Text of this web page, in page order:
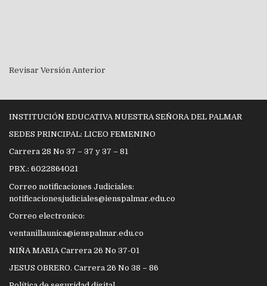
Revisar Versión Anterior
INSTITUCIÓN EDUCATIVA NUESTRA SEÑORA DEL PALMAR
SEDES PRINCIPAL: LICEO FEMENINO
Carrera 28 No 37 – 37 y 37 – 81
PBX.: 6022864021
Correo notificaciones Judiciales:
notificacionesjudiciales@ienspalmar.edu.co
Correo electronico:
ventanillaunica@ienspalmar.edu.co
NIÑA MARIA Carrera 26 No 37-01
JESUS OBRERO. Carrera 26 No 38 – 86